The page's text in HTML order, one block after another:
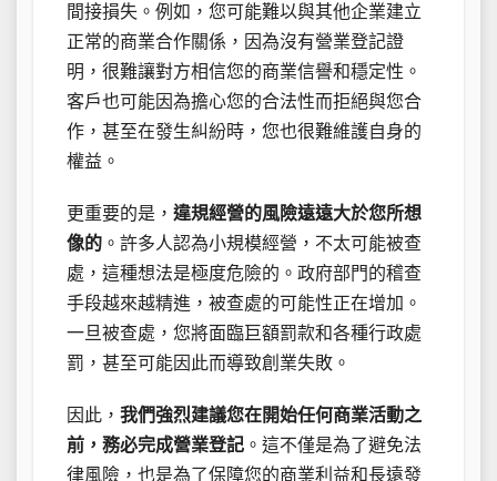
間接損失。例如，您可能難以與其他企業建立
正常的商業合作關係，因為沒有營業登記證
明，很難讓對方相信您的商業信譽和穩定性。
客戶也可能因為擔心您的合法性而拒絕與您合
作，甚至在發生糾紛時，您也很難維護自身的
權益。
更重要的是， 違規經營的風險遠遠大於您所想
像的 。許多人認為小規模經營，不太可能被查
處，這種想法是極度危險的。政府部門的稽查
手段越來越精進，被查處的可能性正在增加。
一旦被查處，您將面臨巨額罰款和各種行政處
罰，甚至可能因此而導致創業失敗。
因此， 我們強烈建議您在開始任何商業活動之
前，務必完成營業登記 。這不僅是為了避免法
律風險，也是為了保障您的商業利益和長遠發